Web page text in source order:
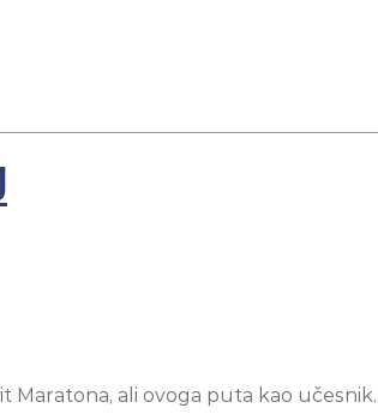
Maratona, ali ovoga puta kao učesnik.